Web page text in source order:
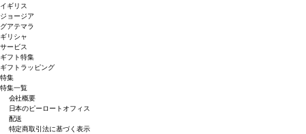
イギリス
ジョージア
グアテマラ
ギリシャ
サービス
ギフト特集
ギフトラッピング
特集
特集一覧
会社概要
日本のピーロートオフィス
配送
特定商取引法に基づく表示